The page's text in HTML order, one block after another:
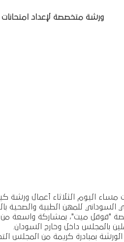
ورشة متخصصة لإعداد
مساء اليوم الثلاثاء أعمال ورشة
"قوقل ميت"، بمشاركة واسعة من
بالمجلس داخل وخارج السودان.
الورشة بمبادرة كريمة من المجلس